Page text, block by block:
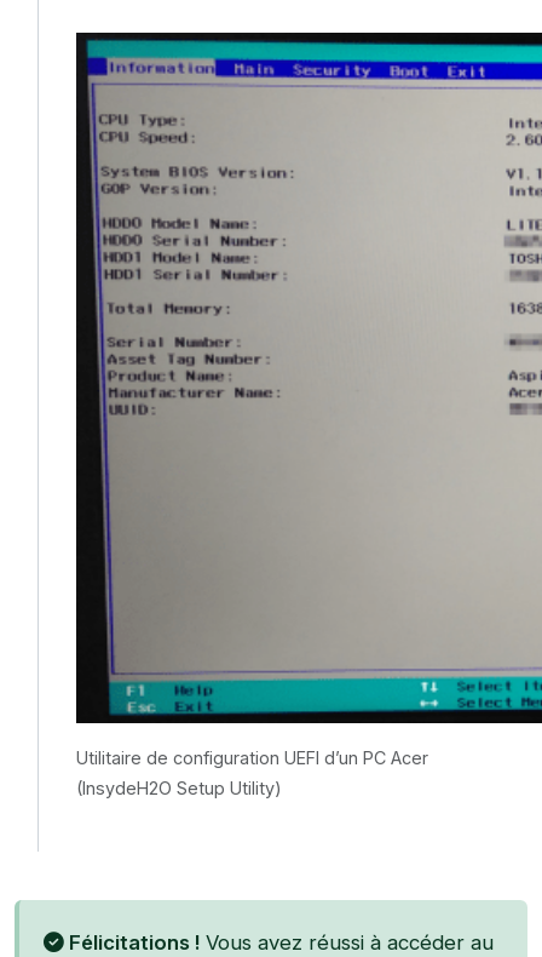
Utilitaire de configuration UEFI d’un PC Acer
(InsydeH2O Setup Utility)
Félicitations ! Vous avez réussi à accéder au